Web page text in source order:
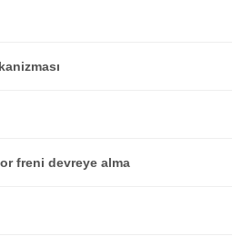
freni devreye alma